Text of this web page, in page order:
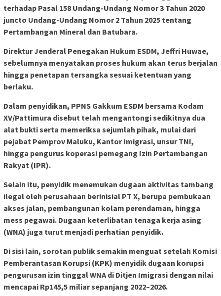
terhadap Pasal 158 Undang-Undang Nomor 3 Tahun 2020
juncto Undang-Undang Nomor 2 Tahun 2025 tentang
Pertambangan Mineral dan Batubara.
Direktur Jenderal Penegakan Hukum ESDM, Jeffri Huwae,
sebelumnya menyatakan proses hukum akan terus berjalan
hingga penetapan tersangka sesuai ketentuan yang
berlaku.
Dalam penyidikan, PPNS Gakkum ESDM bersama Kodam
XV/Pattimura disebut telah mengantongi sedikitnya dua
alat bukti serta memeriksa sejumlah pihak, mulai dari
pejabat Pemprov Maluku, Kantor Imigrasi, unsur TNI,
hingga pengurus koperasi pemegang Izin Pertambangan
Rakyat (IPR).
Selain itu, penyidik menemukan dugaan aktivitas tambang
ilegal oleh perusahaan berinisial PT X, berupa pembukaan
akses jalan, pembangunan kolam perendaman, hingga
mess pegawai. Dugaan keterlibatan tenaga kerja asing
(WNA) juga turut menjadi perhatian penyidik.
Di sisi lain, sorotan publik semakin menguat setelah Komisi
Pemberantasan Korupsi (KPK) menyidik dugaan korupsi
pengurusan izin tinggal WNA di Ditjen Imigrasi dengan nilai
mencapai Rp145,5 miliar sepanjang 2022–2026.